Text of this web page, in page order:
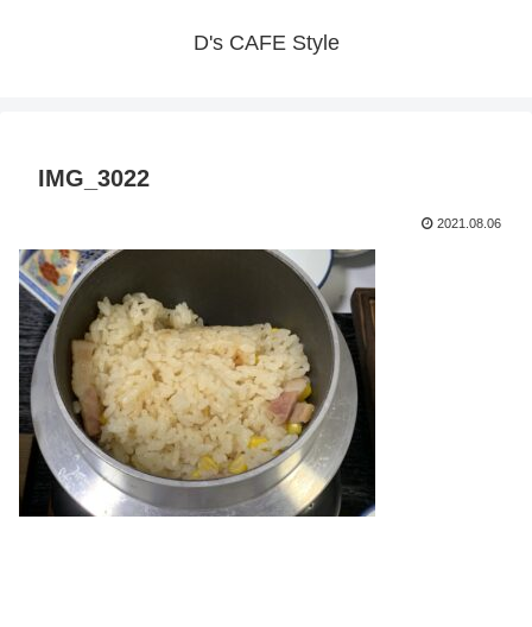
D's CAFE Style
IMG_3022
2021.08.06